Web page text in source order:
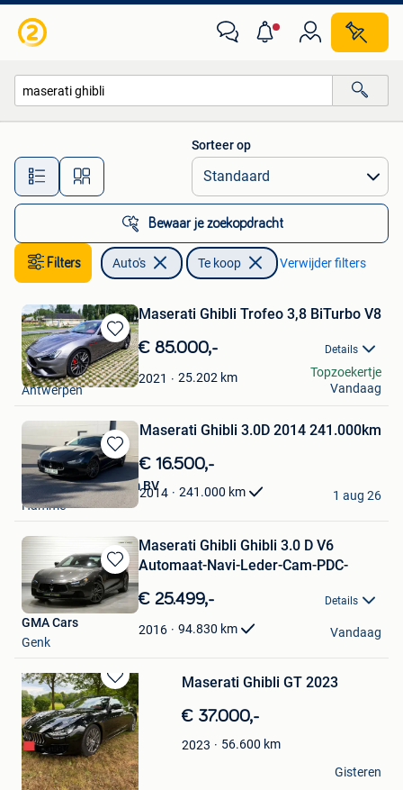
Alle afstanden…
Sorteer op
Bewaar je zoekopdracht
Filters Auto's Te koop Verwijder filters
Bewaren
in
Mijn
Maserati Ghibli Trofeo 3,8 BiTurbo V8
€ 85.000,- Details
2021 25.202 km
Hendrickx Joël
Antwerpen
Topzoekertje
Vandaag
Bewaren
in
Mijn
Favorieten
Maserati Ghibli 3.0D 2014 241.000km
€ 16.500,-
2014 241.000 km
Auto Center Belgium BV
Hamme
1 aug 26
Bewaren
in
Mijn
Favorieten
Maserati Ghibli Ghibli 3.0 D V6
Automaat-Navi-Leder-Cam-PDC-
€ 25.499,- Details
2016 94.830 km
GMA Cars
Genk
Vandaag
Bewaren
in
Mijn
Favorieten
Maserati Ghibli GT 2023
€ 37.000,-
2023 56.600 km
Alex Christian
Wommelgem
Gisteren